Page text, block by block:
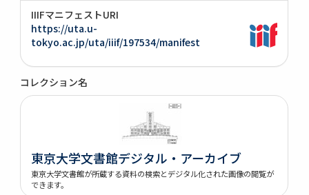
IIIFマニフェストURI
https://uta.u-
tokyo.ac.jp/uta/iiif/197534/manifest
コレクション名
東京大学文書館デジタル・アーカイブ
東京大学文書館が所蔵する資料の検索とデジタル化された画像の閲覧が
できます。